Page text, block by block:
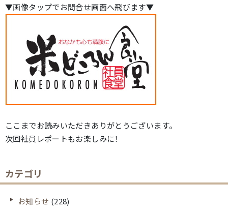
▼画像タップでお問合せ画面へ飛びます▼
ここまでお読みいただきありがとうございます。
次回社員レポートもお楽しみに！
カテゴリ
お知らせ (228)